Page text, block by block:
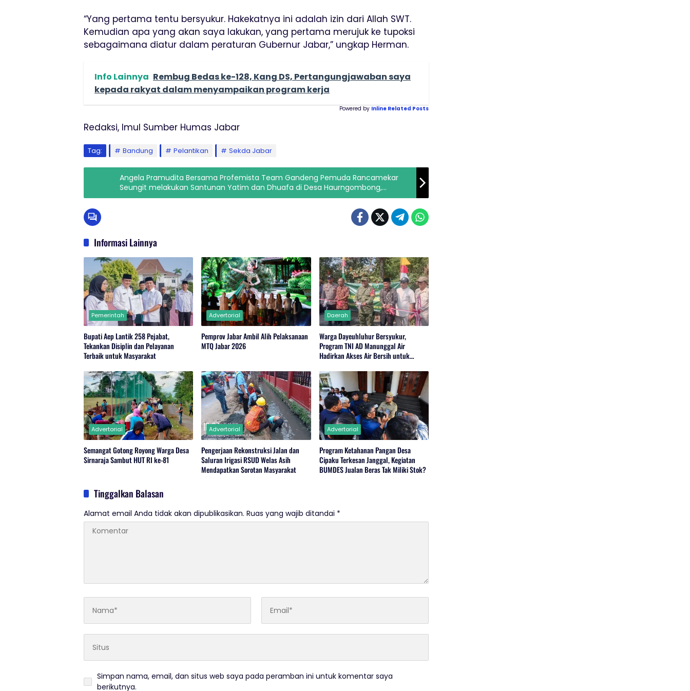
“Yang pertama tentu bersyukur. Hakekatnya ini adalah izin dari Allah SWT.
Kemudian apa yang akan saya lakukan, yang pertama merujuk ke tupoksi
sebagaimana diatur dalam peraturan Gubernur Jabar,” ungkap Herman.
Info Lainnya Rembug Bedas ke-128, Kang DS, Pertangungjawaban saya
kepada rakyat dalam menyampaikan program kerja
Powered by Inline Related Posts
Redaksi, Imul Sumber Humas Jabar
Tag: Bandung Pelantikan Sekda Jabar
Angela Pramudita Bersama Profemista Team Gandeng Pemuda Rancamekar
Seungit melakukan Santunan Yatim dan Dhuafa di Desa Haurngombong,
Sumedang
Informasi Lainnya
Pemerintah
Bupati Aep Lantik 258 Pejabat,
Tekankan Disiplin dan Pelayanan
Terbaik untuk Masyarakat
Advertorial
Pemprov Jabar Ambil Alih Pelaksanaan
MTQ Jabar 2026
Daerah
Warga Dayeuhluhur Bersyukur,
Program TNI AD Manunggal Air
Hadirkan Akses Air Bersih untuk
Advertorial
Semangat Gotong Royong Warga Desa
Sirnaraja Sambut HUT RI ke-81
Advertorial
Pengerjaan Rekonstruksi Jalan dan
Saluran Irigasi RSUD Welas Asih
Mendapatkan Sorotan Masyarakat
Advertorial
Program Ketahanan Pangan Desa
Cipaku Terkesan Janggal, Kegiatan
BUMDES Jualan Beras Tak Miliki Stok?
Tinggalkan Balasan
Alamat email Anda tidak akan dipublikasikan. Ruas yang wajib ditandai *
Simpan nama, email, dan situs web saya pada peramban ini untuk komentar saya
berikutnya.